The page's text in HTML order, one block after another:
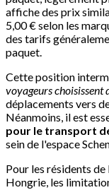
affiche des prix
5,00 € selon les
des tarifs
paquet.
Cette position
voyageurs choisissent
déplacements vers
Néanmoins, il est
pour le transport
sein de l'espace
Pour les résidents
Hongrie, les